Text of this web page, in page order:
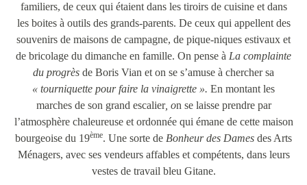
familiers, de ceux qui étaient dans les tiroirs de cuisine et dans
les boites à outils des grands-parents. De ceux qui appellent des
souvenirs de maisons de campagne, de pique-niques estivaux et
de bricolage du dimanche en famille. On pense à La complainte
du progrès de Boris Vian et on se s’amuse à chercher sa
« tourniquette pour faire la vinaigrette ». En montant les
marches de son grand escalier, on se laisse prendre par
l’atmosphère chaleureuse et ordonnée qui émane de cette maison
bourgeoise du 19ème. Une sorte de Bonheur des Dames des Arts
Ménagers, avec ses vendeurs affables et compétents, dans leurs
vestes de travail bleu Gitane.